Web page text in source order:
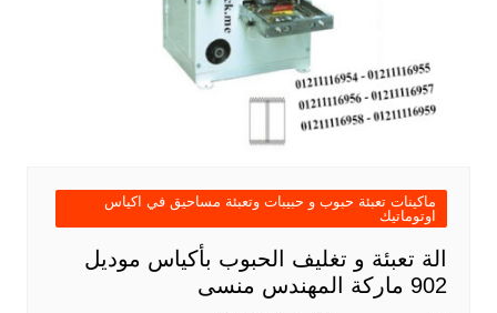
ماكينات تعبئة حبوب و حبيبات وتعبئة مساحيق في اكياس
اوتوماتيك
الة تعبئة و تغليف الحبوب بأكياس موديل
902 ماركة المهندس منسى